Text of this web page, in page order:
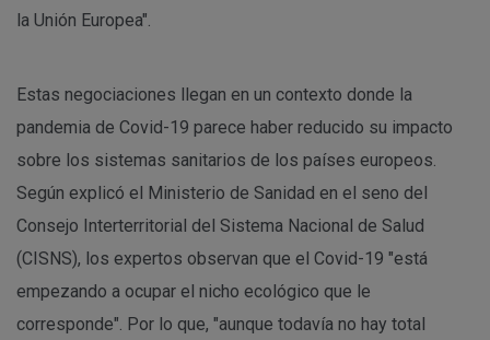
la Unión Europea".
Estas negociaciones llegan en un contexto donde la
pandemia de Covid-19 parece haber reducido su impacto
sobre los sistemas sanitarios de los países europeos.
Según explicó el Ministerio de Sanidad en el seno del
Consejo Interterritorial del Sistema Nacional de Salud
(CISNS), los expertos observan que el Covid-19 "está
empezando a ocupar el nicho ecológico que le
corresponde". Por lo que, "aunque todavía no hay total